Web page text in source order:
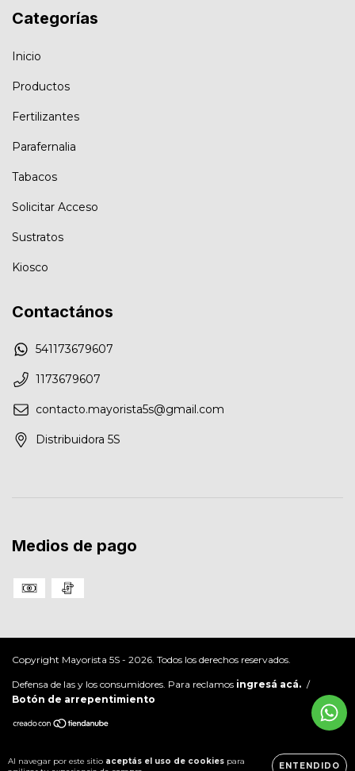
Al navegar por este sitio aceptás el uso de cookies para
ENTENDIDO
Categorías
Inicio
Productos
Fertilizantes
Parafernalia
Tabacos
Solicitar Acceso
Sustratos
Kiosco
Contactános
541173679607
1173679607
contacto.mayorista5s@gmail.com
Distribuidora 5S
Medios de pago
Copyright Mayorista 5S - 2026. Todos los derechos reservados.
Defensa de las y los consumidores. Para reclamos ingresá acá. /
Botón de arrepentimiento